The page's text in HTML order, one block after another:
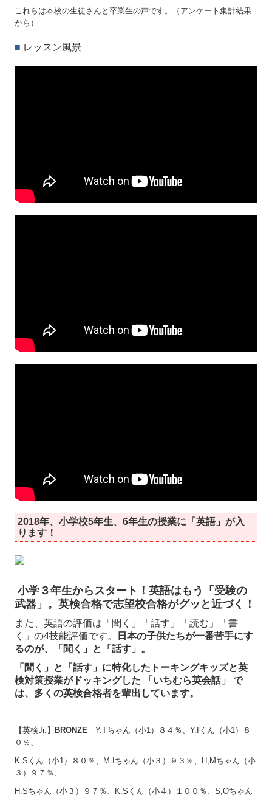
これらは本校の生徒さんと卒業生の声です。（アンケート集計結果
から）
■ レッスン風景
2018年、小学校5年生、6年生の授業に「英語」が入
ります！
小学３年生からスタート！英語はもう「受験の
武器」。英検合格で志望校合格がグッと近づく！
また、英語の評価は「聞く」「話す」「読む」「書
く」の4技能評価です。
日本の子供たちが一番苦手にす
るのが、「聞く」と「話す」。
「聞く」と「話す」に特化したトーキングキッズと英
検対策授業がドッキングした 「いちむら英会話」 で
は、多くの英検合格者を輩出しています。
【英検Jr.】 BRONZE Y.Tちゃん（小1）８４％、Y.Iくん（小1）８
０％、
K.Sくん（小1）８０％、M.Iちゃん（小３）９３％、H,Mちゃん（小
３）９７％、
H.Sちゃん（小３）９７％、K.Sくん（小４）１００％、S,Oちゃん